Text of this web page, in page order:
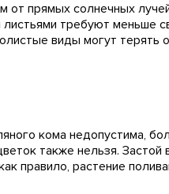
от прямых солнечных
требуют меньше
виды могут терять
кома недопустима,
также нельзя. Застой
правило, растение